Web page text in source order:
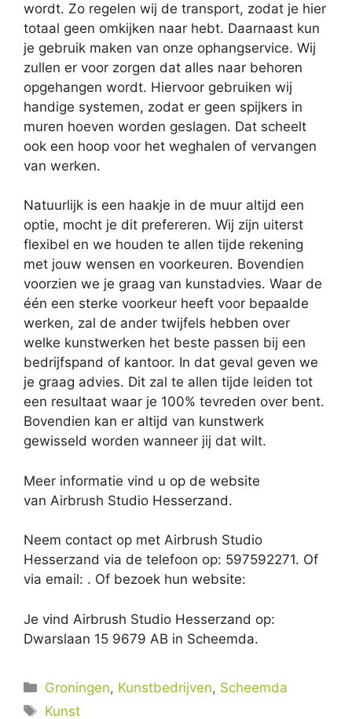
wordt. Zo regelen wij de transport, zodat je hier
totaal geen omkijken naar hebt. Daarnaast kun
je gebruik maken van onze ophangservice. Wij
zullen er voor zorgen dat alles naar behoren
opgehangen wordt. Hiervoor gebruiken wij
handige systemen, zodat er geen spijkers in
muren hoeven worden geslagen. Dat scheelt
ook een hoop voor het weghalen of vervangen
van werken.
Natuurlijk is een haakje in de muur altijd een
optie, mocht je dit prefereren. Wij zijn uiterst
flexibel en we houden te allen tijde rekening
met jouw wensen en voorkeuren. Bovendien
voorzien we je graag van kunstadvies. Waar de
één een sterke voorkeur heeft voor bepaalde
werken, zal de ander twijfels hebben over
welke kunstwerken het beste passen bij een
bedrijfspand of kantoor. In dat geval geven we
je graag advies. Dit zal te allen tijde leiden tot
een resultaat waar je 100% tevreden over bent.
Bovendien kan er altijd van kunstwerk
gewisseld worden wanneer jij dat wilt.
Meer informatie vind u op de website
van Airbrush Studio Hesserzand.
Neem contact op met Airbrush Studio
Hesserzand via de telefoon op: 597592271. Of
via email: . Of bezoek hun website:
Je vind Airbrush Studio Hesserzand op:
Dwarslaan 15 9679 AB in Scheemda.
Categorieën
Groningen, Kunstbedrijven, Scheemda
Tags
Kunst